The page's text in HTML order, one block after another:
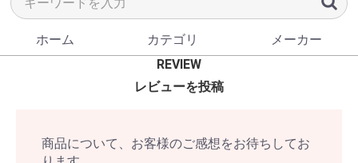
ホーム カテゴリ
メーカー
REVIEW
レビューを投稿
商品について、お客様のご感想をお待ちしてお